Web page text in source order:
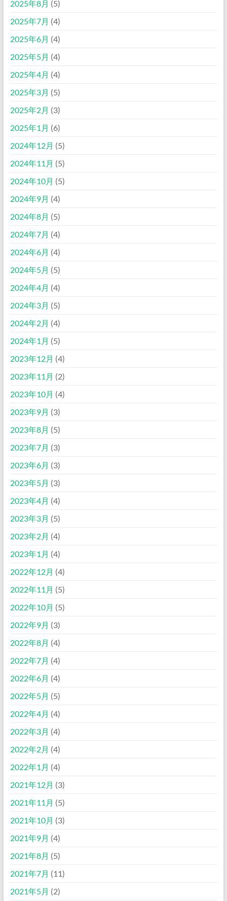
2025年8月 (5)
2025年7月 (4)
2025年6月 (4)
2025年5月 (4)
2025年4月 (4)
2025年3月 (5)
2025年2月 (3)
2025年1月 (6)
2024年12月 (5)
2024年11月 (5)
2024年10月 (5)
2024年9月 (4)
2024年8月 (5)
2024年7月 (4)
2024年6月 (4)
2024年5月 (5)
2024年4月 (4)
2024年3月 (5)
2024年2月 (4)
2024年1月 (5)
2023年12月 (4)
2023年11月 (2)
2023年10月 (4)
2023年9月 (3)
2023年8月 (5)
2023年7月 (3)
2023年6月 (3)
2023年5月 (3)
2023年4月 (4)
2023年3月 (5)
2023年2月 (4)
2023年1月 (4)
2022年12月 (4)
2022年11月 (5)
2022年10月 (5)
2022年9月 (3)
2022年8月 (4)
2022年7月 (4)
2022年6月 (4)
2022年5月 (5)
2022年4月 (4)
2022年3月 (4)
2022年2月 (4)
2022年1月 (4)
2021年12月 (3)
2021年11月 (5)
2021年10月 (3)
2021年9月 (4)
2021年8月 (5)
2021年7月 (11)
2021年5月 (2)